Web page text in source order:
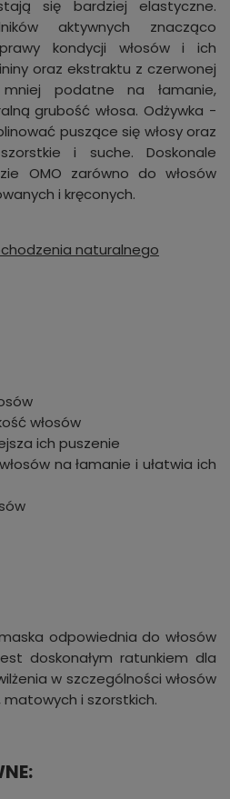
się bardziej elastyczne.
aktywnych znacząco
kondycji włosów i ich
oraz ekstraktu z czerwonej
podatne na łamanie,
grubość włosa. Odżywka -
puszące się włosy oraz
i suche. Doskonale
OMO zarówno do włosów
i kręconych.
naturalnego
włosów
ich puszenie
na łamanie i ułatwia ich
odpowiednia do włosów
doskonałym ratunkiem dla
w szczególności włosów
matowych i szorstkich.